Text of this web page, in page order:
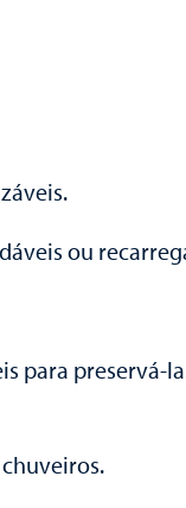
ou
para preservá-